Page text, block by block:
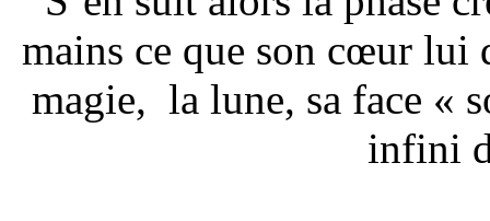
mains ce que son cœur lui
magie, la lune, sa face «
infini